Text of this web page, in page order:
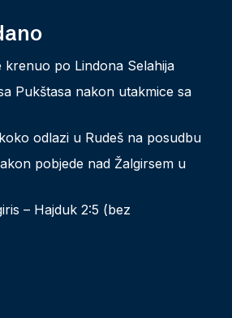
krenuo po Lindona Selahija
Pukštasa nakon utakmice sa
odlazi u Rudeš na posudbu
pobjede nad Žalgirsem u
– Hajduk 2:5 (bez